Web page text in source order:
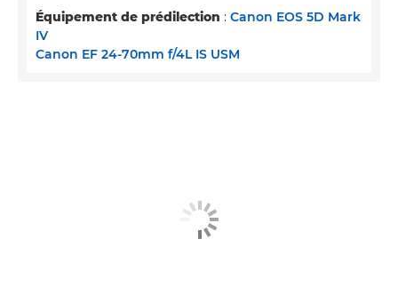
Équipement de prédilection : Canon EOS 5D Mark
IV
Canon EF 24-70mm f/4L IS USM